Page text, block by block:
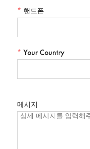
* 핸드폰
* Your Country
메시지